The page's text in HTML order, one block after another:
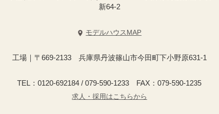
新64-2
モデルハウスMAP
工場｜〒669-2133 兵庫県丹波篠山市今田町下小野原631-1
TEL：0120-692184 / 079-590-1233 FAX：079-590-1235
求人・採用はこちらから